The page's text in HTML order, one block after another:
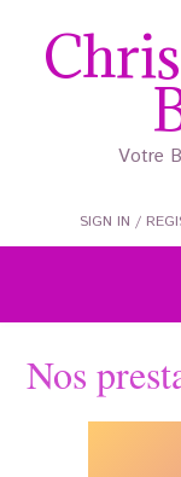
content
Votre
SIGN IN /
Nos